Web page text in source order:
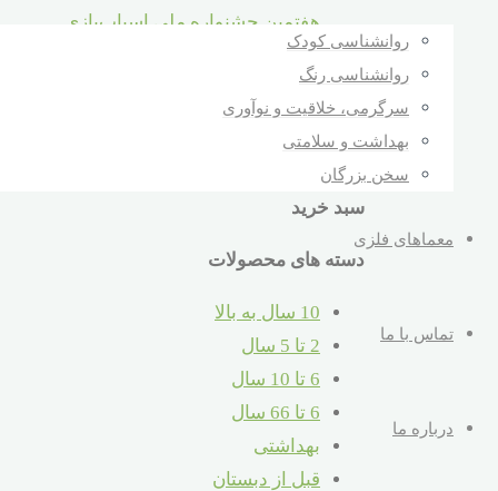
روانشناسی کودک
روانشناسی رنگ
سرگرمی، خلاقیت و نوآوری
بهداشت و سلامتی
سخن بزرگان
معماهای فلزی
تماس با ما
درباره ما
هفتمین جشنواره ملی اسباب‌بازی
خالق سرگرمی‌های دانا – داور هفتمین
جشنواره ملی اسباب‌بازی
مصاحبه جشنواره ملی اسباب
مصاحبه تلویزیونی برنامه سیمای خانواده
سبد خرید
دسته های محصولات
10 سال به بالا
2 تا 5 سال
6 تا 10 سال
6 تا 66 سال
بهداشتی
قبل از دبستان